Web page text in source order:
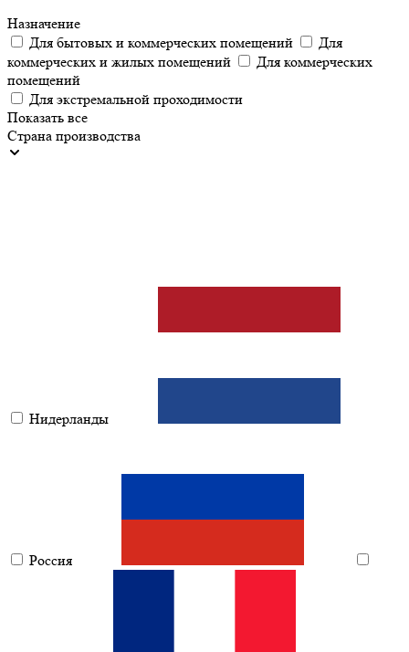
Назначение
Для бытовых и коммерческих помещений
Для
коммерческих и жилых помещений
Для коммерческих
помещений
Для экстремальной проходимости
Показать все
Страна производства
Нидерланды
Россия